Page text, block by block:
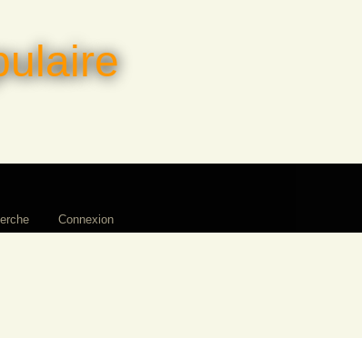
Connexion